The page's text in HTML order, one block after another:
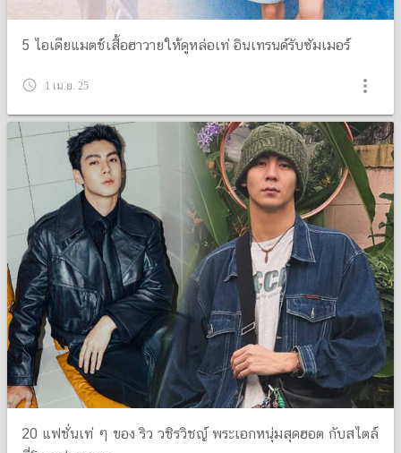
5 ไอเดียแมตช์เสื้อฮาวายให้ดูหล่อเท่ อินเทรนด์รับซัมเมอร์
query_builder 1 เม.ย. 25 more_vert
20 แฟชั่นเท่ ๆ ของ ริว วชิรวิชญ์ พระเอกหนุ่มสุดฮอต กับสไตล์